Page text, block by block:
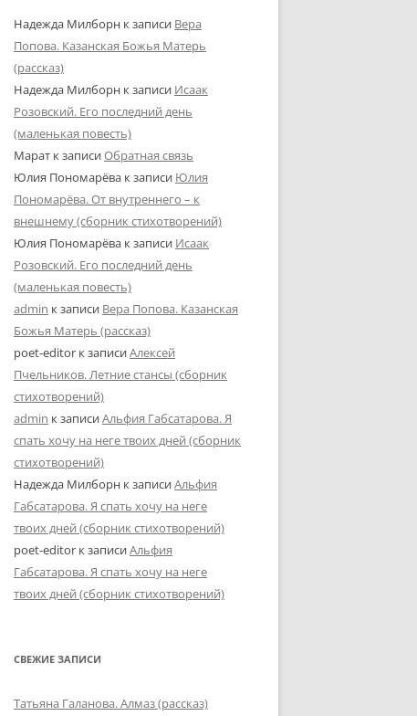
Надежда Милборн к записи Вера
Попова. Казанская Божья Матерь
(рассказ)
Надежда Милборн к записи Исаак
Розовский. Его последний день
(маленькая повесть)
Марат к записиОбратная связь
Юлия Пономарёва к записи Юлия
Пономарёва. От внутреннего – к
внешнему (сборник стихотворений)
Юлия Пономарёва к записи Исаак
Розовский. Его последний день
(маленькая повесть)
admin к записи Вера Попова. Казанская
Божья Матерь (рассказ)
poet-editor к записиАлексей
Пчельников. Летние стансы (сборник
стихотворений)
admin к записиАльфия Габсатарова. Я
спать хочу на неге твоих дней (сборник
стихотворений)
Надежда Милборн к записиАльфия
Габсатарова. Я спать хочу на неге
твоих дней (сборник стихотворений)
poet-editor к записиАльфия
Габсатарова. Я спать хочу на неге
твоих дней (сборник стихотворений)
СВЕЖИЕ ЗАПИСИ
Татьяна Галанова. Алмаз (рассказ)